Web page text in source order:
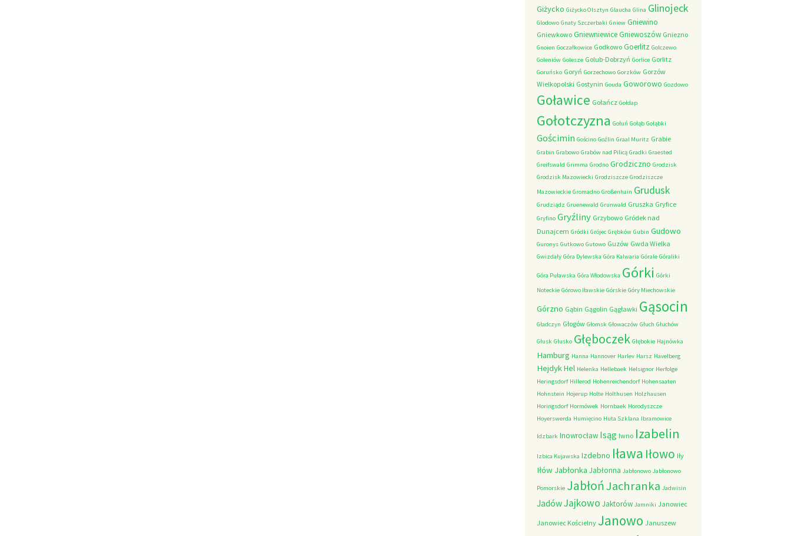
Giżycko Giżycko Olsztyn Glaucha Glina Glinojeck
Glodowo Gnaty Szczerbaki Gniew Gniewino
Gniewkowo GniewniewiceGniewoszów Gniezno
Gnoien Goczałkowice Godkowo Goerlitz Golczewo
Goleniów Golesze Golub-Dobrzyń Gorlice Gorlitz
Goruńsko Goryń Gorzechowo Gorzków Gorzów
Wielkopolski Gostynin Gouda Goworowo Gozdowo
Goławice Gołańcz Gołdap
Gołotczyzna Gołuń Gołąb Gołąbki
Gościmin Gościno Goźlin Graal Muritz Grabie
Grabin Grabowo Grabów nad Pilicą Gradki Graested
Greifswald Grimma Grodno Grodziczno Grodzisk
Grodzisk Mazowiecki Grodziszcze Grodziszcze
Mazowieckie Gromadno Großenhain Grudusk
Grudziądz Gruenewald Grunwald Gruszka Gryfice
Gryfino Gryźliny Grzybowo Gródek nad
Dunajcem Gródki Grójec Grębków Gubin Gudowo
Guronys Gutkowo Gutowo Guzów Gwda Wielka
Gwizdały Góra Dylewska Góra Kalwaria Górale Góraliki
Góra Puławska Góra Włodowska Górki Górki
Noteckie Górowo Iławskie Górskie Góry Miechowskie
Górzno Gąbin Gągolin Gągławki Gąsocin
Gładczyn Głogów Głomsk Głowaczów Głuch Głuchów
Głusk Głusko Głęboczek Głębokie Hajnówka
Hamburg Hanna Hannover Harlev Harsz Havelberg
HejdykHel Helenka Hellebaek Helsignor Herfolge
Heringsdorf Hillerod Hohenreichendorf Hohensaaten
Hohnstein Hojerup Holte Holthusen Holzhausen
Horingsdorf Hormówek Hornbaek Horodyszcze
Hoyerswerda Humięcino Huta Szklana Ibramowice
Idzbark Inowrocław Isąg Iwno Izabelin
Izbica Kujawska Izdebno Iława Iłowo Iły
Iłów Jabłonka Jabłonna Jabłonowo Jabłonowo
Pomorskie JabłońJachranka Jadwisin
JadówJajkowo Jaktorów Jamniki Janowiec
Janowiec Kościelny Janowo Januszew